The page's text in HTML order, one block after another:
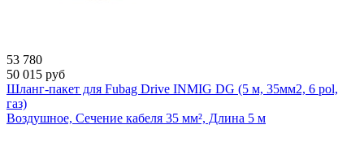
53 780
50 015 руб
Шланг-пакет для Fubag Drive INMIG DG (5 м, 35мм2, 6 pol,
газ)
Воздушное, Сечение кабеля 35 мм², Длина 5 м